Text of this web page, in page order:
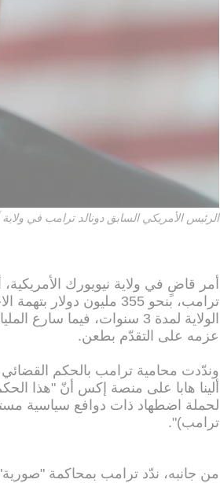
الرئيس الأمريكي السابق دونالد ترامب في ولاية
أمر قاضٍ في ولاية نيويورك
ترامب، بنحو 355 مليون
الولاية لمدة 3 سنوات، فيما
عزمه على التقدّم بطعن.
وندّدت محامية ترامب بالحكم القضائي
ألينا هابا على منصة إكس أنّ "هذا
لحملة اضطهاد ذات دوافع سياسية
ترامب)".
من جانبه، ندّد ترامب بمحاكمة